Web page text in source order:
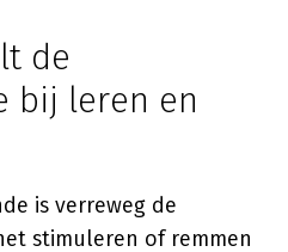
de
bij leren en
is verreweg de
stimuleren of remmen